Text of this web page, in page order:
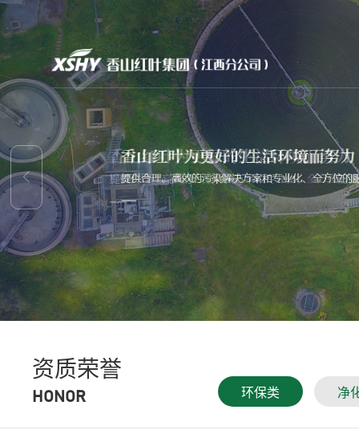
资质荣誉
HONOR 环保类 净